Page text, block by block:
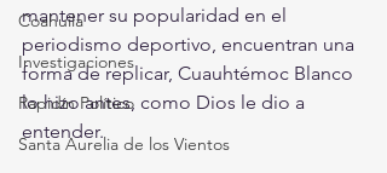
Coahuila
Investigaciones
Rapidín Político
Santa Aurelia de los Vientos
mantener su popularidad en el
periodismo deportivo, encuentran una
forma de replicar, Cuauhtémoc Blanco
lo hizo antes, como Dios le dio a
entender.